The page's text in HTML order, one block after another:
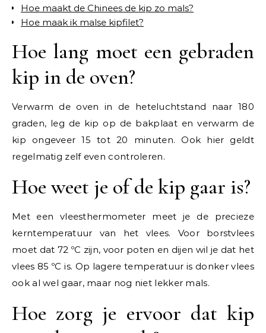
Hoe maakt de Chinees de kip zo mals?
Hoe maak ik malse kipfilet?
Hoe lang moet een gebraden
kip in de oven?
Verwarm de oven in de heteluchtstand naar 180
graden, leg de kip op de bakplaat en verwarm de
kip ongeveer 15 tot 20 minuten. Ook hier geldt
regelmatig zelf even controleren.
Hoe weet je of de kip gaar is?
Met een vleesthermometer meet je de precieze
kerntemperatuur van het vlees. Voor borstvlees
moet dat 72 ºC zijn, voor poten en dijen wil je dat het
vlees 85 ºC is. Op lagere temperatuur is donker vlees
ook al wel gaar, maar nog niet lekker mals.
Hoe zorg je ervoor dat kip